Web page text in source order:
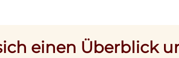
einen Überblick